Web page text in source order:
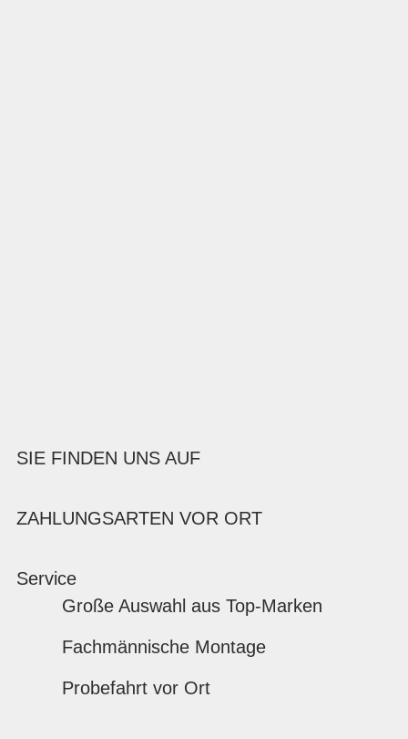
SIE FINDEN UNS AUF
ZAHLUNGSARTEN VOR ORT
Service
Große Auswahl aus Top-Marken
Fachmännische Montage
Probefahrt vor Ort